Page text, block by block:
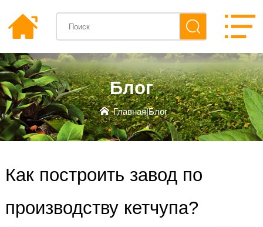
Блог
Главная|Блог
Как построить завод по
производству кетчупа?